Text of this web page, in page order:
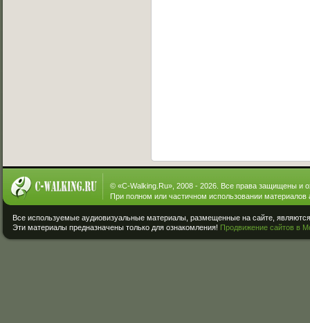
© «C-Walking.Ru», 2008 - 2026. Все права защищены и
При полном или частичном использовании материалов
Все используемые аудиовизуальные материалы, размещенные на сайте,
Эти материалы предназначены только для ознакомления! Продвижение сайтов в